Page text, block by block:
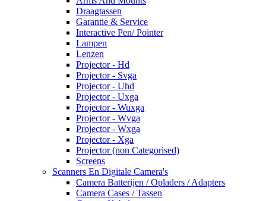
Draagtassen
Garantie & Service
Interactive Pen/ Pointer
Lampen
Lenzen
Projector - Hd
Projector - Svga
Projector - Uhd
Projector - Uxga
Projector - Wuxga
Projector - Wvga
Projector - Wxga
Projector - Xga
Projector (non Categorised)
Screens
Scanners En Digitale Camera's
Camera Batterijen / Opladers / Adapters
Camera Cases / Tassen